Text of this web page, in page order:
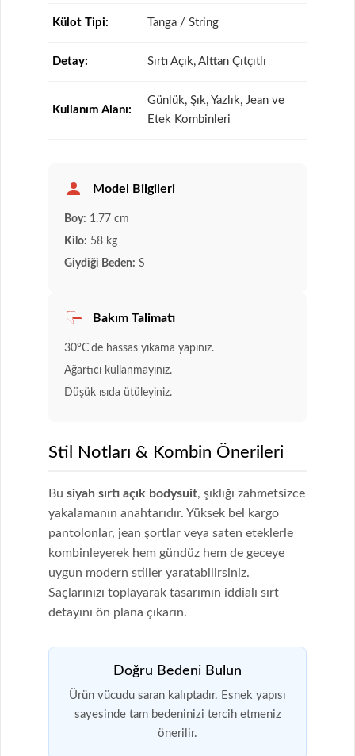
Külot Tipi: Tanga / String
Detay: Sırtı Açık, Alttan Çıtçıtlı
Kullanım Alanı:
Günlük, Şık, Yazlık, Jean ve
Etek Kombinleri
Model Bilgileri
Boy: 1.77 cm
Kilo: 58 kg
Giydiği Beden: S
Bakım Talimatı
30°C'de hassas yıkama yapınız.
Ağartıcı kullanmayınız.
Düşük ısıda ütüleyiniz.
Stil Notları & Kombin Önerileri
Bu siyah sırtı açık bodysuit, şıklığı zahmetsizce
yakalamanın anahtarıdır. Yüksek bel kargo
pantolonlar, jean şortlar veya saten eteklerle
kombinleyerek hem gündüz hem de geceye
uygun modern stiller yaratabilirsiniz.
Saçlarınızı toplayarak tasarımın iddialı sırt
detayını ön plana çıkarın.
Doğru Bedeni Bulun
Ürün vücudu saran kalıptadır. Esnek yapısı
sayesinde tam bedeninizi tercih etmeniz
önerilir.